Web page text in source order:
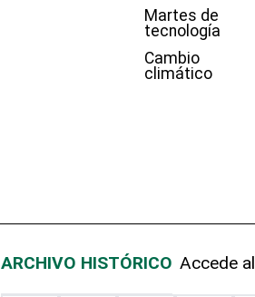
Martes de
tecnología
Cambio
climático
ARCHIVO HISTÓRICO Accede